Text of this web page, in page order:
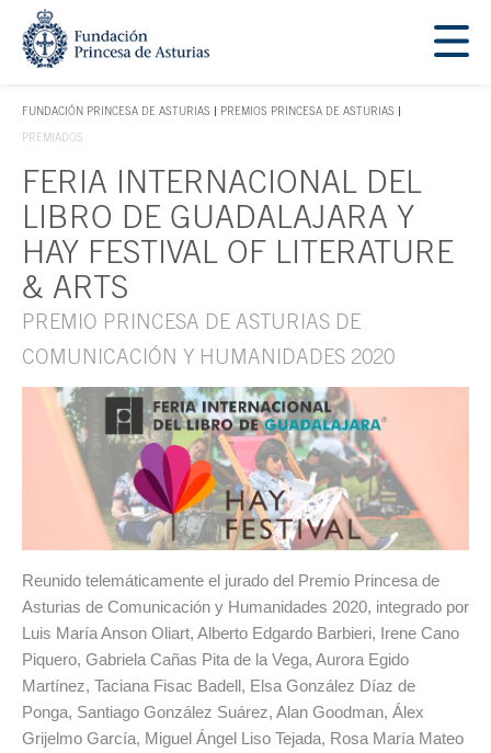
Saltar navegación. Ir directamente al contenido principal
FUNDACIÓN PRINCESA DE ASTURIAS
TECLA DE ACCESO 1
PREMIOS PRINCESA DE ASTURIAS
PREMIADOS
Contenido principal
FERIA INTERNACIONAL DEL
LIBRO DE GUADALAJARA Y
HAY FESTIVAL OF LITERATURE
& ARTS
PREMIO PRINCESA DE ASTURIAS DE
COMUNICACIÓN Y HUMANIDADES 2020
Reunido telemáticamente el jurado del Premio Princesa de
Asturias de Comunicación y Humanidades 2020, integrado por
Luis María Anson Oliart, Alberto Edgardo Barbieri, Irene Cano
Piquero, Gabriela Cañas Pita de la Vega, Aurora Egido
Martínez, Taciana Fisac Badell, Elsa González Díaz de
Ponga, Santiago González Suárez, Alan Goodman, Álex
Grijelmo García, Miguel Ángel Liso Tejada, Rosa María Mateo